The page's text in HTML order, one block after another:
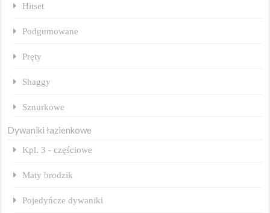
Hitset
Podgumowane
Pręty
Shaggy
Sznurkowe
Dywaniki łazienkowe
Kpl. 3 - częściowe
Maty brodzik
Pojedyńcze dywaniki